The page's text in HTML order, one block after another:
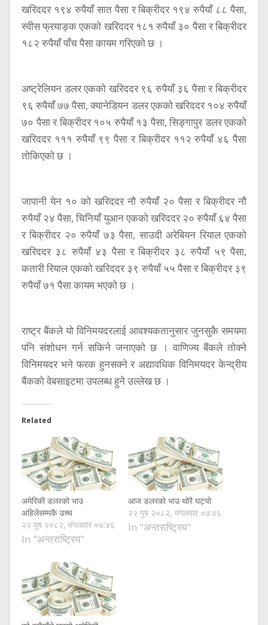
खरिददर १९४ रुपैयाँ सात पैसा र बिक्रीदर १९४ रुपैयाँ ८८ पैसा,
स्वीस फ्रयाङ्क एकको खरिददर १८१ रुपैयाँ ३० पैसा र बिक्रीदर
१८२ रुपैयाँ पाँच पैसा कायम गरिएको छ ।
अष्ट्रेलियन डलर एकको खरिददर ९६ रुपैयाँ ३६ पैसा र बिक्रीदर
९६ रुपैयाँ ७७ पैसा, क्यानेडियन डलर एकको खरिददर १०४ रुपैयाँ
७० पैसा र बिक्रीदर १०५ रुपैयाँ १३ पैसा, सिङ्गापुर डलर एकको
खरिददर १११ रुपैयाँ ९९ पैसा र बिक्रीदर ११२ रुपैयाँ ४६ पैसा
तोकिएको छ ।
जापानी येन १० को खरिददर नौ रुपैयाँ २० पैसा र बिक्रीदर नौ
रुपैयाँ २४ पैसा, चिनियाँ युआन एकको खरिददर २० रुपैयाँ ६४ पैसा
र बिक्रीदर २० रुपैयाँ ७३ पैसा, साउदी अरेबियन रियाल एकको
खरिददर ३८ रुपैयाँ ४३ पैसा र बिक्रीदर ३८ रुपैयाँ ५९ पैसा,
कतारी रियाल एकको खरिददर ३९ रुपैयाँ ५५ पैसा र बिक्रीदर ३९
रुपैयाँ ७१ पैसा कायम भएको छ ।
राष्ट्र बैंकले यो विनिमयदरलाई आवश्यकतानुसार जुनसुकै समयमा
पनि संशोधन गर्न सकिने जनाएको छ । वाणिज्य बैंकले तोक्ने
विनिमयदर भने फरक हुनसक्ने र अद्यावधिक विनिमयदर केन्द्रीय
बैंकको वेबसाइटमा उपलब्ध हुने उल्लेख छ ।
Related
अमेरिकी डलरको भाउ
अहिलेसम्मकै उच्च
२२ पुष २०८२, मंगलवार ०७:४६
In "अन्तराष्ट्रिय"
आज डलरको भाउ थोरै घट्यो
२२ पुष २०८२, मंगलवार ०७:४६
In "अन्तराष्ट्रिय"